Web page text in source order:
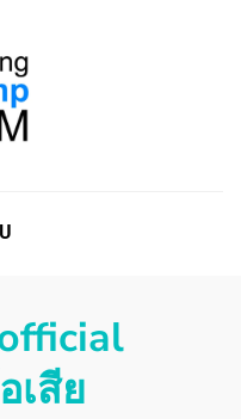
เสีย